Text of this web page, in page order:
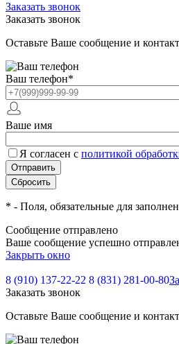
Заказать звонок
Заказать звонок
Оставьте Ваше сообщение и
Ваш телефон*
Ваше имя
Я согласен с политикой
* - Поля, обязательные для
Сообщение отправлено
Ваше сообщение успешно
Закрыть окно
8 (910) 137-22-22 8 (831) 281-00-80
Заказать звонок
Оставьте Ваше сообщение и